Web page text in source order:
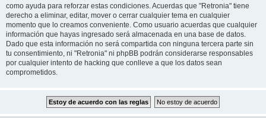
como ayuda para reforzar estas condiciones. Acuerdas que "Retronia" tiene
derecho a eliminar, editar, mover o cerrar cualquier tema en cualquier
momento que lo creamos conveniente. Como usuario acuerdas que cualquier
información que hayas ingresado será almacenada en una base de datos.
Dado que esta información no será compartida con ninguna tercera parte sin
tu consentimiento, ni "Retronia" ni phpBB podrán considerarse responsables
por cualquier intento de hacking que conlleve a que los datos sean
comprometidos.